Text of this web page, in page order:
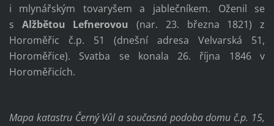
i mlynářským tovaryšem a jablečníkem. Oženil se
s Alžbětou Lefnerovou (nar. 23. března 1821) z
Horoměřic č.p. 51 (dnešní adresa Velvarská 51,
Horoměřice). Svatba se konala 26. října 1846 v
Horoměřicích.
Mapa katastru Černý Vůl a současná podoba domuč.p. 15,